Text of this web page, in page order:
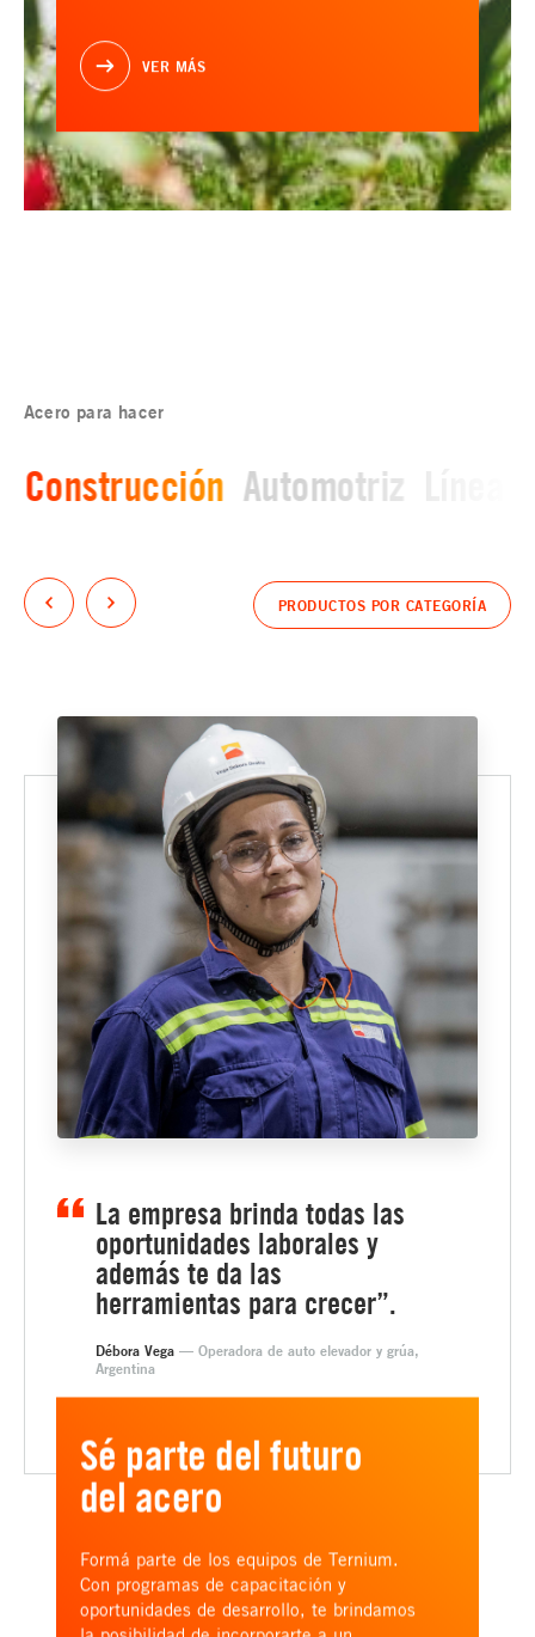
VER MÁS
Acero para hacer
Construcción Automotriz
PRODUCTOS POR CATEGORÍA
La empresa brinda todas las
oportunidades laborales y
además te da las
herramientas para crecer”.
Débora Vega — Operadora de auto elevador y grúa,
Argentina
Sé parte del futuro
del acero
Formá parte de los equipos de Ternium.
Con programas de capacitación y
oportunidades de desarrollo, te brindamos